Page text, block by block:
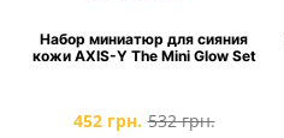
Набор миниатюр для сияния
кожи AXIS-Y The Mini Glow Set
452 грн. 532 грн.